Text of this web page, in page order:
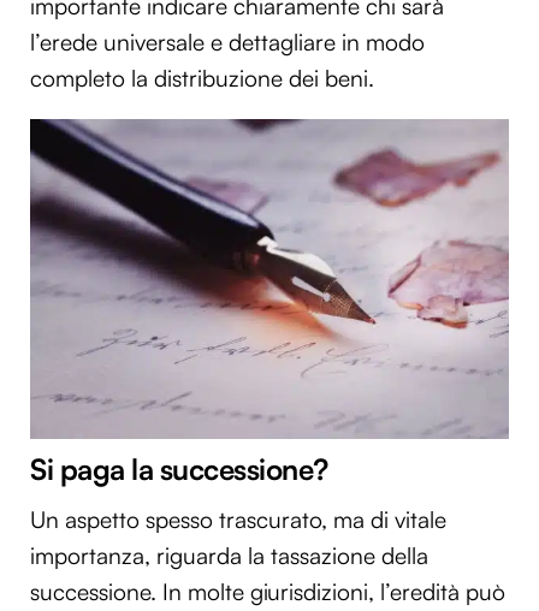
importante indicare chiaramente chi sarà
l’erede universale e dettagliare in modo
completo la distribuzione dei beni.
Si paga la successione?
Un aspetto spesso trascurato, ma di vitale
importanza, riguarda la tassazione della
successione. In molte giurisdizioni, l’eredità può